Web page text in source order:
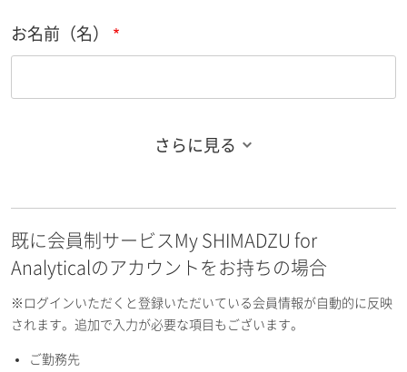
お名前（名）
お名前フリガナ（名）
E-mailアドレス（半角英数）
さらに見る
既に会員制サービスMy SHIMADZU for
Analyticalのアカウントをお持ちの場合
※ログインいただくと登録いただいている会員情報が自動的に反映
されます。追加で入力が必要な項目もございます。
ご勤務先